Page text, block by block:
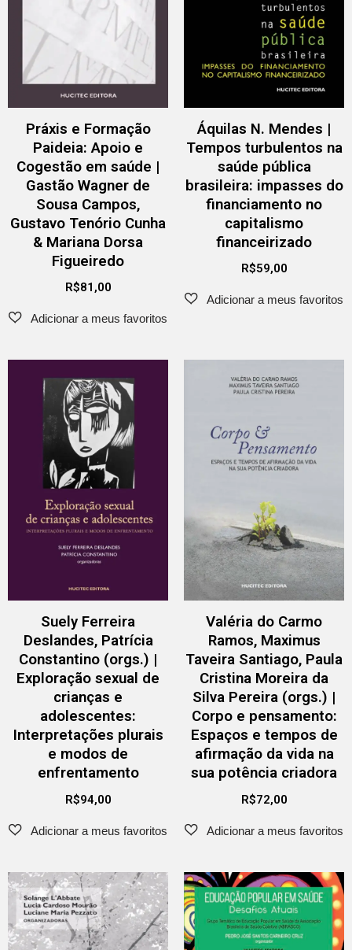
Práxis e Formação
Paideia: Apoio e
Cogestão em saúde |
Gastão Wagner de
Sousa Campos,
Gustavo Tenório Cunha
& Mariana Dorsa
Figueiredo
R$81,00
Áquilas N. Mendes |
Tempos turbulentos na
saúde pública
brasileira: impasses do
financiamento no
capitalismo
financeirizado
R$59,00
Suely Ferreira
Deslandes, Patrícia
Constantino (orgs.) |
Exploração sexual de
crianças e
adolescentes:
Interpretações plurais
e modos de
enfrentamento
R$94,00
Valéria do Carmo
Ramos, Maximus
Taveira Santiago, Paula
Cristina Moreira da
Silva Pereira (orgs.) |
Corpo e pensamento:
Espaços e tempos de
afirmação da vida na
sua potência criadora
R$72,00